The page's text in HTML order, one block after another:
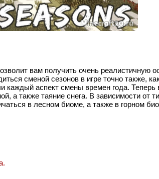
вам получить очень реалистичную
сменой сезонов в игре точно также,
каждый аспект смены времен года. Теперь
а также таяние снега. В зависимости от
в лесном биоме, а также в горном